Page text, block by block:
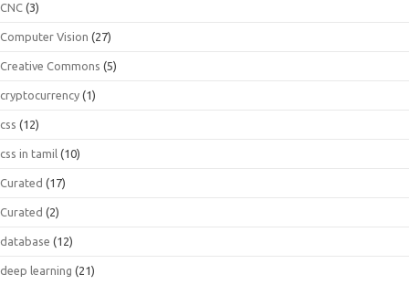
CNC (3)
Computer Vision (27)
Creative Commons (5)
cryptocurrency (1)
css (12)
css in tamil (10)
Curated (17)
Curated (2)
database (12)
deep learning (21)